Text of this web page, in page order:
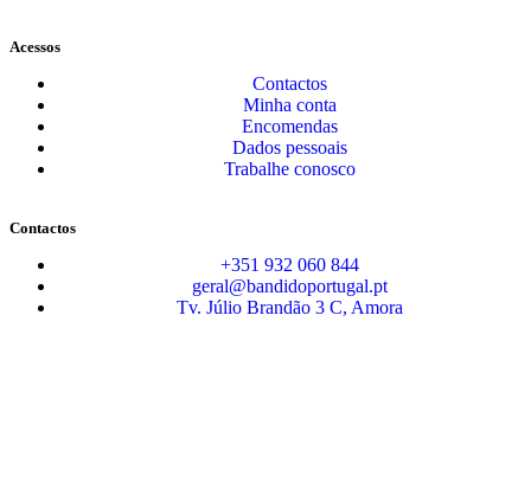
Acessos
Contactos
Minha conta
Encomendas
Dados pessoais
Trabalhe conosco
Contactos
+351 932 060 844
geral@bandidoportugal.pt
Tv. Júlio Brandão 3 C, Amora